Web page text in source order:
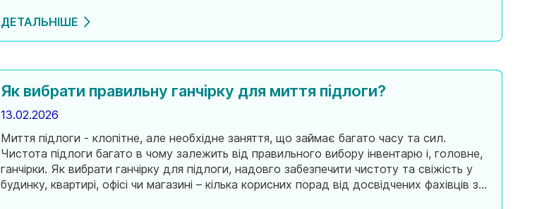
ДЕТАЛЬНІШЕ
Як вибрати правильну ганчірку для миття підлоги?
13.02.2026
Миття підлоги - клопітне, але необхідне заняття, що займає багато часу та сил.
Чистота підлоги багато в чому залежить від правильного вибору інвентарю і, головне,
ганчірки. Як вибрати ганчірку для підлоги, надовго забезпечити чистоту та свіжість у
будинку, квартирі, офісі чи магазині – кілька корисних порад від досвідчених фахівців з